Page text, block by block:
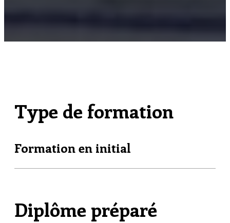
Type de formation
Formation en initial
Diplôme préparé